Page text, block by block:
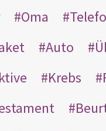
Oma
Auto
Krebs